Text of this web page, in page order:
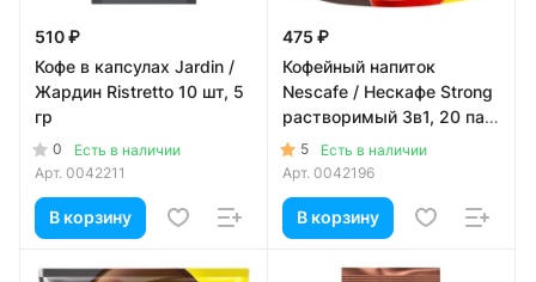
510 ₽
Кофе в капсулах Jardin /
Жардин Ristretto 10 шт, 5
гр
0
Есть в наличии
Арт. 0042211
В корзину
475 ₽
Кофейный напиток
Nescafe / Нескафе Strong
растворимый 3в1, 20 пак
x 14,5 гр
5
Есть в наличии
Арт. 0042196
В корзину